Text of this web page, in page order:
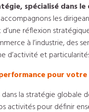
spécialisé dans
les
réflexion
à l’industrie, des
d’activité et
pour
dans la stratégie
activités pour définir